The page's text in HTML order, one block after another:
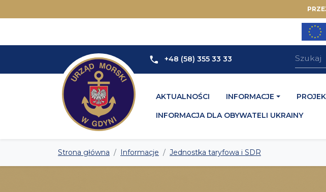
+48 (58) 355 33 33
AKTUALNOŚCI INFORMACJE
INFORMACJA DLA OBYWATELI UKRAINY
Strona główna Informacje Jednostka taryfowa i SDR